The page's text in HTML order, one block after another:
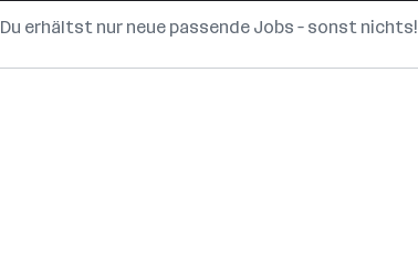
Du erhältst nur neue passende Jobs – sonst nichts!